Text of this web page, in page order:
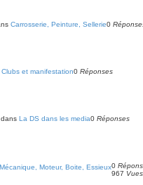
Carrosserie, Peinture, Sellerie0
Clubs et manifestation0 Réponses
La DS dans les media0 Réponses
Mécanique, Moteur, Boite, Essieux0
967 Vues